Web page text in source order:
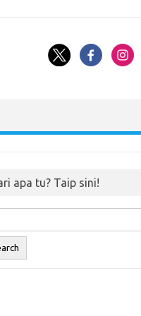
apa tu? Taip sini!